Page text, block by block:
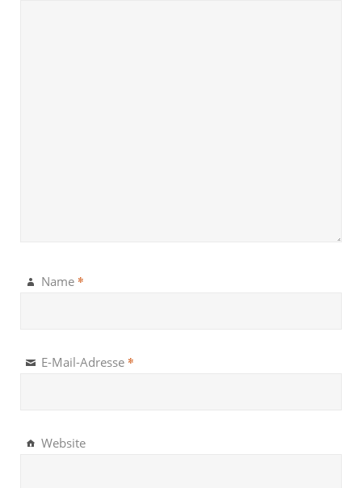
Name *
E-Mail-Adresse *
Website